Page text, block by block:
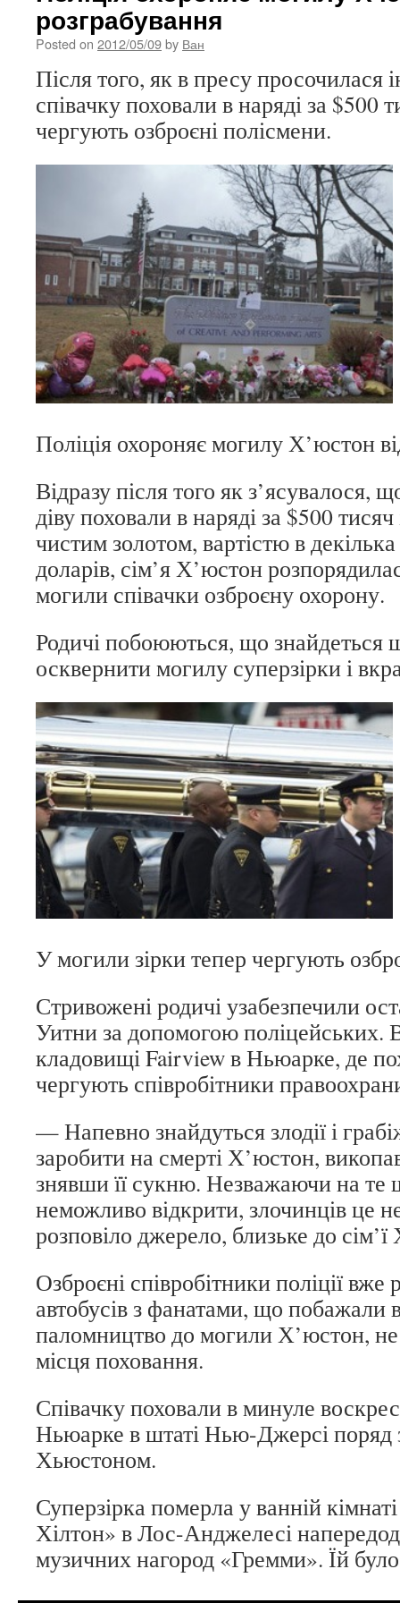
розграбування
Posted on 2012/05/09by Ван
Після того, як в пресу просочилася
співачку поховали в наряді за $500
чергують озброєні полісмени.
Поліція охороняє могилу Х’юстон
Відразу після того як з’ясувалося,
діву поховали в наряді за $500
чистим золотом, вартістю в
доларів, сім’я Х’юстон
могили співачки озброєну охорону.
Родичі побоюються, що знайдеться
осквернити могилу суперзірки і
У могили зірки тепер чергують
Стривожені родичі узабезпечили
Уитни за допомогою поліцейських.
кладовищі Fairview в Ньюарке, де
чергують співробітники
— Напевно знайдуться злодії і
заробити на смерті Х’юстон,
знявши її сукню. Незважаючи на те
неможливо відкрити, злочинців це
розповіло джерело, близьке до
Озброєні співробітники поліції вже
автобусів з фанатами, що побажали
паломництво до могили Х’юстон,
місця поховання.
Співачку поховали в минуле
Ньюарке в штаті Нью-Джерсі поряд
Хьюстоном.
Суперзірка померла у ванній
Хілтон» в Лос-Анджелесі
музичних нагород «Гремми». Їй